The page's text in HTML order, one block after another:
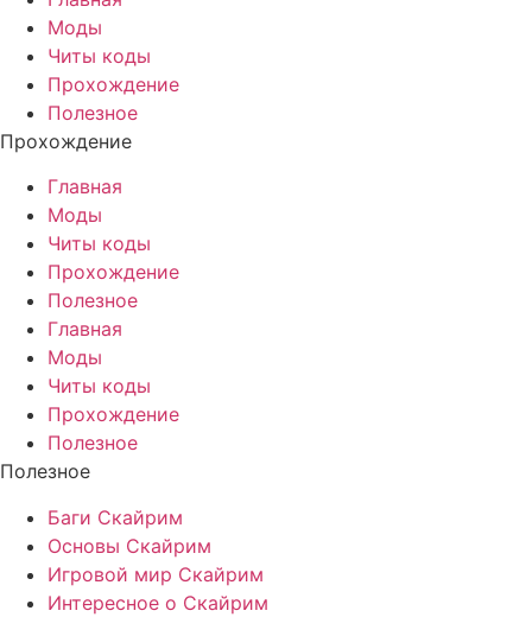
Моды
Читы коды
Прохождение
Полезное
Прохождение
Главная
Моды
Читы коды
Прохождение
Полезное
Главная
Моды
Читы коды
Прохождение
Полезное
Полезное
Баги Скайрим
Основы Скайрим
Игровой мир Скайрим
Интересное о Скайрим